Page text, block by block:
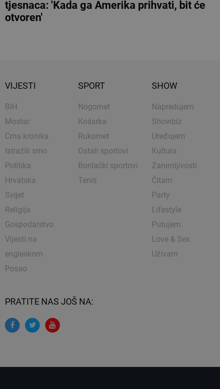
tjesnaca: 'Kada ga Amerika prihvati, bit će
otvoren'
VIJESTI
BIH
Mostar
Crna kronika
Istražili smo
Politika
Hrvatska
Svijet
Religija
Gospodarstvo
Vijesti na
engleskom
Posao
SPORT
Nogomet
Košarka
Rukomet
Ostali sportovi
Borilački sportovi
Tenis
SHOW
Napredujem
Showbiz
Uređujem
Kultura
Zanimljivosti
Čitam
Party
Lifestyle
Putujem
Love & Sex
Uživam
PRATITE NAS JOŠ NA: